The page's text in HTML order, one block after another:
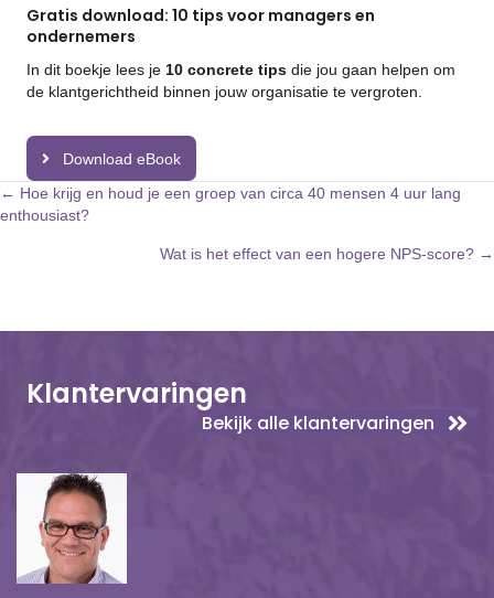
Gratis download: 10 tips voor managers en
ondernemers
In dit boekje lees je 10 concrete tips die jou gaan helpen om
de klantgerichtheid binnen jouw organisatie te vergroten.
Download eBook
Posts
navigation
← Hoe krijg en houd je een groep van circa 40 mensen 4 uur lang
enthousiast?
Wat is het effect van een hogere NPS-score? →
Klantervaringen
Bekijk alle klantervaringen